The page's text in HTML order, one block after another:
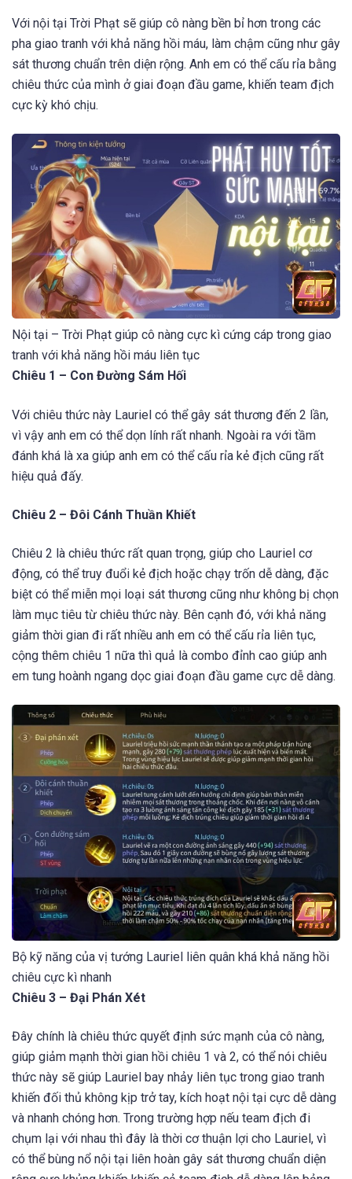
Với nội tại Trời Phạt sẽ giúp cô nàng bền bỉ hơn trong các
pha giao tranh với khả năng hồi máu, làm chậm cũng như gây
sát thương chuẩn trên diện rộng. Anh em có thể cấu rỉa bằng
chiêu thức của mình ở giai đoạn đầu game, khiến team địch
cực kỳ khó chịu.
Nội tại – Trời Phạt giúp cô nàng cực kì cứng cáp trong giao
tranh với khả năng hồi máu liên tục
Chiêu 1 – Con Đường Sám Hối
Với chiêu thức này Lauriel có thể gây sát thương đến 2 lần,
vì vậy anh em có thể dọn lính rất nhanh. Ngoài ra với tầm
đánh khá là xa giúp anh em có thể cấu rỉa kẻ địch cũng rất
hiệu quả đấy.
Chiêu 2 – Đôi Cánh Thuần Khiết
Chiêu 2 là chiêu thức rất quan trọng, giúp cho Lauriel cơ
động, có thể truy đuổi kẻ địch hoặc chạy trốn dễ dàng, đặc
biệt có thể miễn mọi loại sát thương cũng như không bị chọn
làm mục tiêu từ chiêu thức này. Bên cạnh đó, với khả năng
giảm thời gian đi rất nhiều anh em có thể cấu rỉa liên tục,
cộng thêm chiêu 1 nữa thì quả là combo đỉnh cao giúp anh
em tung hoành ngang dọc giai đoạn đầu game cực dễ dàng.
Bộ kỹ năng của vị tướng Lauriel liên quân khá khả năng hồi
chiêu cực kì nhanh
Chiêu 3 – Đại Phán Xét
Đây chính là chiêu thức quyết định sức mạnh của cô nàng,
giúp giảm mạnh thời gian hồi chiêu 1 và 2, có thể nói chiêu
thức này sẽ giúp Lauriel bay nhảy liên tục trong giao tranh
khiến đối thủ không kịp trở tay, kích hoạt nội tại cực dễ dàng
và nhanh chóng hơn. Trong trường hợp nếu team địch đi
chụm lại với nhau thì đây là thời cơ thuận lợi cho Lauriel, vì
có thể bùng nổ nội tại liên hoàn gây sát thương chuẩn diện